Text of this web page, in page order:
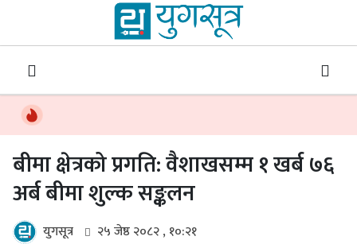
बीमा क्षेत्रको प्रगति: वैशाखसम्म १ खर्ब ७६
अर्ब बीमा शुल्क सङ्कलन
युगसूत्र २५ जेष्ठ २०८२ , १०:२१